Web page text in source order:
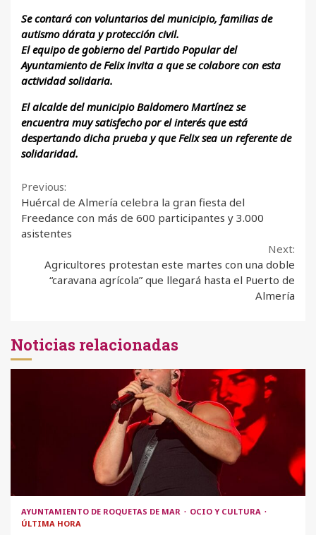
Se contará con voluntarios del municipio, familias de
autismo dárata y protección civil.
El equipo de gobierno del Partido Popular del
Ayuntamiento de Felix invita a que se colabore con esta
actividad solidaria.
El alcalde del municipio Baldomero Martínez se
encuentra muy satisfecho por el interés que está
despertando dicha prueba y que Felix sea un referente de
solidaridad.
Continue
Reading
Previous:
Huércal de Almería celebra la gran fiesta del
Freedance con más de 600 participantes y 3.000
asistentes
Next:
Agricultores protestan este martes con una doble
“caravana agrícola” que llegará hasta el Puerto de
Almería
Noticias relacionadas
AYUNTAMIENTO DE ROQUETAS DE MAR
OCIO Y CULTURA
ÚLTIMA HORA